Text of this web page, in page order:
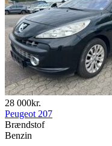
28 000kr.
Peugeot 207
Brændstof
Benzin